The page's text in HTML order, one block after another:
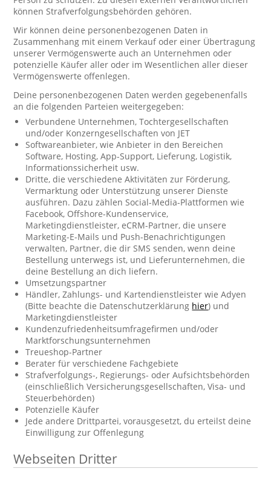
können Strafverfolgungsbehörden gehören.
Wir können deine personenbezogenen Daten in
Zusammenhang mit einem Verkauf oder einer Übertragung
unserer Vermögenswerte auch an Unternehmen oder
potenzielle Käufer aller oder im Wesentlichen aller dieser
Vermögenswerte offenlegen.
Deine personenbezogenen Daten werden gegebenenfalls
an die folgenden Parteien weitergegeben:
Verbundene Unternehmen, Tochtergesellschaften
und/oder Konzerngesellschaften von JET
Softwareanbieter, wie Anbieter in den Bereichen
Software, Hosting, App-Support, Lieferung, Logistik,
Informationssicherheit usw.
Dritte, die verschiedene Aktivitäten zur Förderung,
Vermarktung oder Unterstützung unserer Dienste
ausführen. Dazu zählen Social-Media-Plattformen wie
Facebook, Offshore-Kundenservice,
Marketingdienstleister, eCRM-Partner, die unsere
Marketing-E-Mails und Push-Benachrichtigungen
verwalten, Partner, die dir SMS senden, wenn deine
Bestellung unterwegs ist, und Lieferunternehmen, die
deine Bestellung an dich liefern.
Umsetzungspartner
Händler, Zahlungs- und Kartendienstleister wie Adyen
(Bitte beachte die Datenschutzerklärung hier) und
Marketingdienstleister
Kundenzufriedenheitsumfragefirmen und/oder
Marktforschungsunternehmen
Treueshop-Partner
Berater für verschiedene Fachgebiete
Strafverfolgungs-, Regierungs- oder Aufsichtsbehörden
(einschließlich Versicherungsgesellschaften, Visa- und
Steuerbehörden)
Potenzielle Käufer
Jede andere Drittpartei, vorausgesetzt, du erteilst deine
Einwilligung zur Offenlegung
Webseiten Dritter